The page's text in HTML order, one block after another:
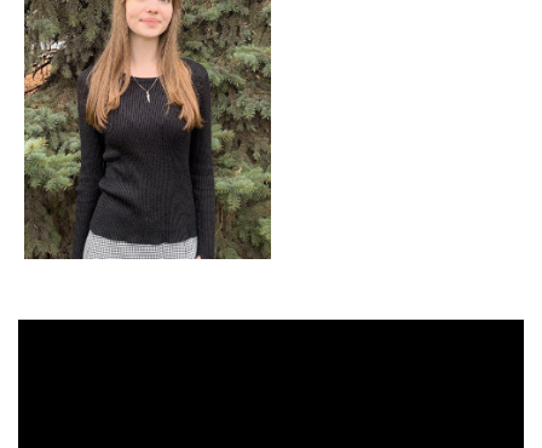
Куліков Богдан 11Б,
комісія корисно-
трудових справ